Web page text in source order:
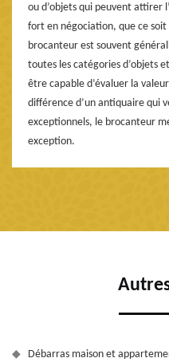
ou d’objets qui peuvent attirer
fort en négociation, que ce soit
brocanteur est souvent
toutes les catégories d’objets
être capable d’évaluer la
différence d’un antiquaire qui
exceptionnels, le brocanteur
exception.
Débarras maison et